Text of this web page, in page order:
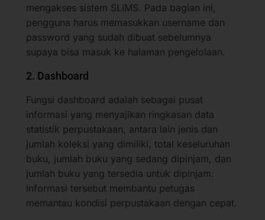
mengakses sistem SLiMS. Pada bagian ini,
pengguna harus memasukkan username dan
password yang sudah dibuat sebelumnya
supaya bisa masuk ke halaman pengelolaan.
2. Dashboard
Fungsi dashboard adalah sebagai pusat
informasi yang menyajikan ringkasan data
statistik perpustakaan, antara lain jenis dan
jumlah koleksi yang dimiliki, total keseluruhan
buku, jumlah buku yang sedang dipinjam, dan
jumlah buku yang tersedia untuk dipinjam.
Informasi tersebut membantu petugas
memantau kondisi perpustakaan dengan cepat.